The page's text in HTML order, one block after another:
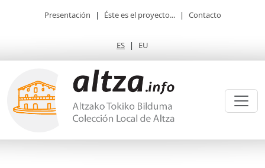
Presentación | Éste es el proyecto... | Contacto
ES | EU